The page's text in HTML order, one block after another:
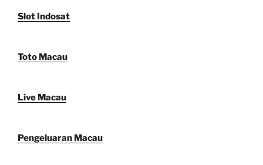
Slot Indosat
Toto Macau
Live Macau
Pengeluaran Macau